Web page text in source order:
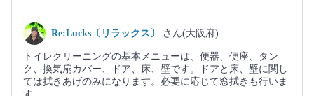
Re:Lucks〔リラックス〕 さん(大阪府)
トイレクリーニングの基本メニューは、便器、便座、タン
ク、換気扇カバー、ドア、床、壁です。ドアと床、壁に関し
ては拭きあげのみになります。必要に応じて窓拭きも行いま